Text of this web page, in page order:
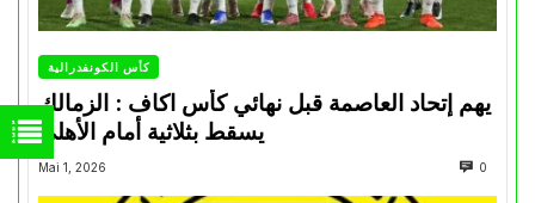
كأس الكونفدرالية
يهم إتحاد العاصمة قبل نهائي كأس اكاف : الزمالك
Mai 1, 2026 0